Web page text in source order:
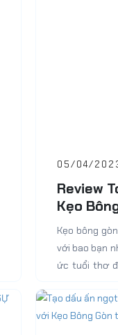
05/04/
Review
Kẹo
Dành
Kẹo bông
với bao bạn
ức tuổi thơ